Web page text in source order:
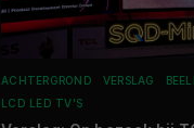
ACHTERGROND VERSLAG
LCD LED TV'S